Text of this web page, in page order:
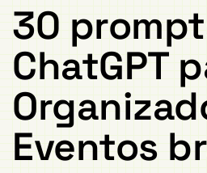
30
ChatGPT
Eventos